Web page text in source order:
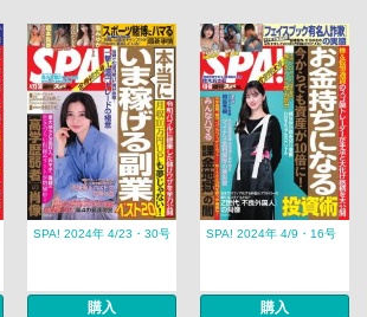
SPA! 2024年 4/23・30号
購入
SPA! 2024年 4/9・16号
購入